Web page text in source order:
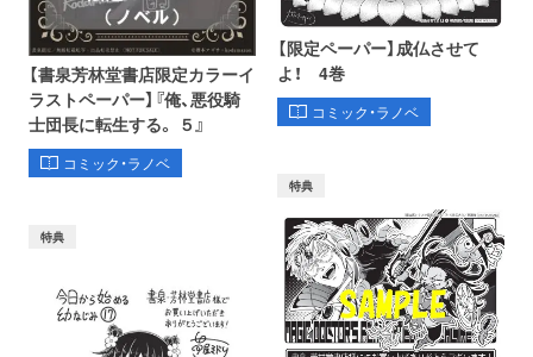
【書泉芳林堂書店限定カラーイ
ラストペーパー】『俺、悪役騎
士団長に転生する。 ５』
コミック・ラノベ
【限定ペーパー】成仏させて
よ！ 4巻
コミック・ラノベ
特典
特典